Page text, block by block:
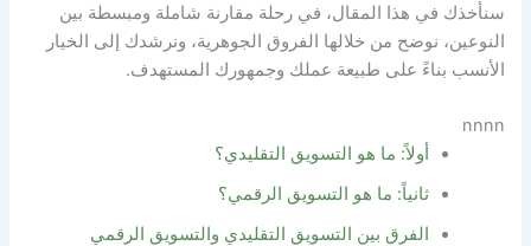
سنأخذك في هذا المقال، في رحلة مقارنة شاملة ومبسطة بين
النوعين، نوضح من خلالها الفروق الجوهرية، ونرشدك إلى الخيار
الأنسب بناءً على طبيعة عملك وجمهورك المستهدف.
nnnn
أولاً: ما هو التسويق التقليدي؟
ثانياً: ما هو التسويق الرقمي؟
الفرق بين التسويق التقليدي والتسويق الرقمي